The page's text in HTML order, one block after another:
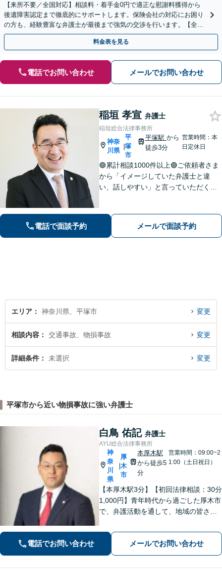
【来所不要／全国対応】相談料・着手金0円で適正な慰謝料獲得から
後遺障害認定まで徹底的にサポートします。保険会社の対応にお困り
の方も、経験豊富な弁護士が最後まで強気の交渉を行います。【全国
13拠点】お気軽にご相談ください。
料金表を見る
電話でお問い合わせ メールでお問い合わせ
稲垣 孝宣 弁護士
稲垣総合法律事務所
神奈
川県
|
平
塚
市
平塚駅 から
徒歩3分
営業時間：本
日定休日
🟢累計相談1000件以上🟢ご依頼者さま
から「イメージしていた弁護士と違
い、話しやすい」と言っていただくこ
ニケーションをいたします！【債務整
理のご相談は何度でも無料】【平塚駅3
電話で面談予約 メールで面談予約
エリア 神奈川県、平塚市 変更
相談内容 交通事故、物損事故 変更
詳細条件 未選択 変更
平塚市から近い物損事故に強い弁護士
白鳥 佑記 弁護士
AYU総合法律事務所
神
奈
川
県
|
厚
木
市
本厚木駅
から徒歩5
分
営業時間：09:00~2
1:00（土日祝日）
【本厚木駅3分】【初回法律相談：30分
1,000円】青年時代から過ごした厚木市
で、弁護活動を通して、地域の皆さま
産・インターネット問題など幅広い分
野に対応可能です。【休日・夜間対
応】
電話でお問い合わせ メールでお問い合わせ